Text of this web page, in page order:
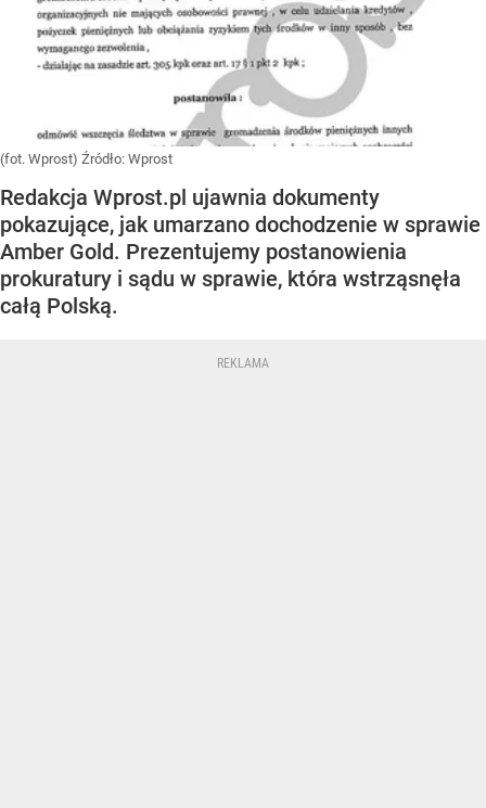
(fot. Wprost) Źródło: Wprost
Redakcja Wprost.pl ujawnia dokumenty
pokazujące, jak umarzano dochodzenie w sprawie
Amber Gold. Prezentujemy postanowienia
prokuratury i sądu w sprawie, która wstrząsnęła
całą Polską.